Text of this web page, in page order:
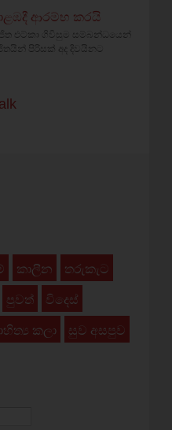
ආරම්භ කරයි
එට්කා ගිවිසුම සම්බන්ධයෙන්
පිරිසක් අද දිවයිනට
කාලීන
තරුකැට
පුවත්
විදෙස්
කලා සුව අසපුව